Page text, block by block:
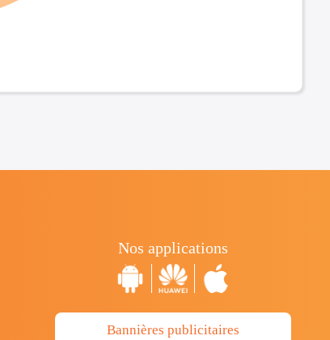
Nos applications
Bannières publicitaires